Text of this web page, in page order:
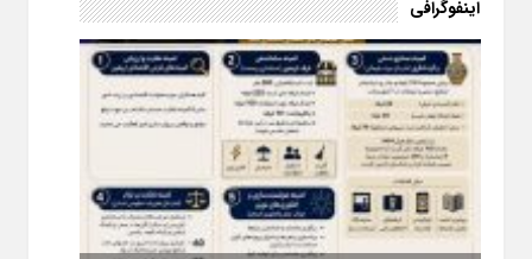
اینفوگرافی